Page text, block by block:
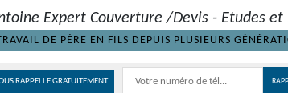
Expert Couverture /Devis - Etudes
DE PÈRE EN FILS DEPUIS PLUSIEURS
RAPPELLE GRATUITEMENT